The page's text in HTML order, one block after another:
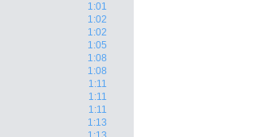
1:01
1:02
1:02
1:05
1:08
1:08
1:11
1:11
1:11
1:13